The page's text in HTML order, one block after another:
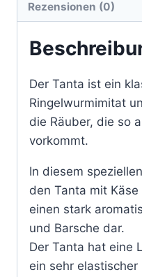
Rezensionen (0)
Der Tanta ist ein
Ringelwurmimitat
die Räuber, die so
vorkommt.
In diesem
den Tanta mit
einen stark
und Barsche dar.
Der Tanta hat eine
ein sehr elastischer